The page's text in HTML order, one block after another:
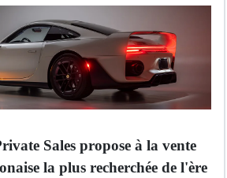
Sales propose à la vente
la plus recherchée de l'ère